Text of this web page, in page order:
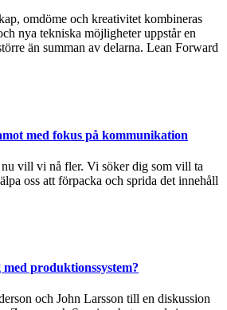
omdöme och kreativitet kombineras
nya tekniska möjligheter uppstår en
än summan av delarna. Lean Forward
med fokus på kommunikation
vill vi nå fler. Vi söker dig som vill ta
oss att förpacka och sprida det innehåll
produktionssystem?
och John Larsson till en diskussion